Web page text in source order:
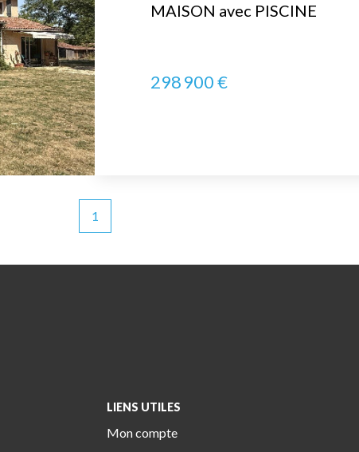
MAISON avec PISCINE
298 900 €
1
LIENS UTILES
Mon compte